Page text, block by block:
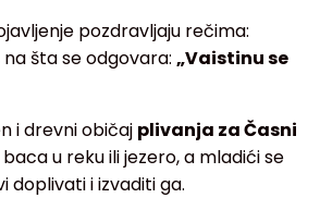
pozdravljaju rečima:
na šta se odgovara: „Vaistinu se
i drevni običaj plivanja za Časni
u reku ili jezero, a mladići se
doplivati i izvaditi ga.